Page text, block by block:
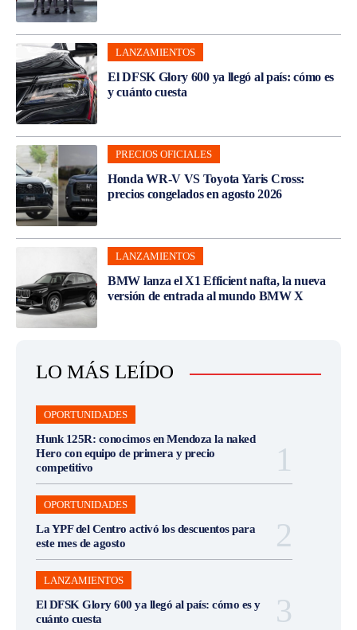
LANZAMIENTOS
El DFSK Glory 600 ya llegó al país: cómo es
y cuánto cuesta
PRECIOS OFICIALES
Honda WR-V VS Toyota Yaris Cross:
precios congelados en agosto 2026
LANZAMIENTOS
BMW lanza el X1 Efficient nafta, la nueva
versión de entrada al mundo BMW X
LO MÁS LEÍDO
OPORTUNIDADES
Hunk 125R: conocimos en Mendoza la naked
Hero con equipo de primera y precio
competitivo
OPORTUNIDADES
La YPF del Centro activó los descuentos para
este mes de agosto
LANZAMIENTOS
El DFSK Glory 600 ya llegó al país: cómo es y
cuánto cuesta